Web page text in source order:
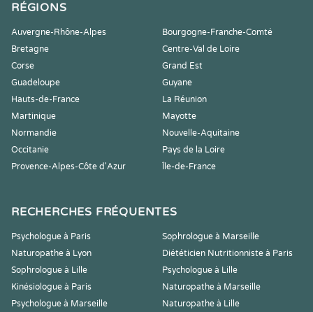
RÉGIONS
Auvergne-Rhône-Alpes
Bourgogne-Franche-Comté
Bretagne
Centre-Val de Loire
Corse
Grand Est
Guadeloupe
Guyane
Hauts-de-France
La Réunion
Martinique
Mayotte
Normandie
Nouvelle-Aquitaine
Occitanie
Pays de la Loire
Provence-Alpes-Côte d'Azur
Île-de-France
RECHERCHES FRÉQUENTES
Psychologue à Paris
Sophrologue à Marseille
Naturopathe à Lyon
Diététicien Nutritionniste à Paris
Sophrologue à Lille
Psychologue à Lille
Kinésiologue à Paris
Naturopathe à Marseille
Psychologue à Marseille
Naturopathe à Lille